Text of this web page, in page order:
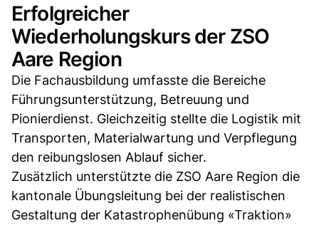
Erfolgreicher
Wiederholungskurs der ZSO
Aare Region
Die Fachausbildung umfasste die Bereiche
Führungsunterstützung, Betreuung und
Pionierdienst. Gleichzeitig stellte die Logistik mit
Transporten, Materialwartung und Verpflegung
den reibungslosen Ablauf sicher.
Zusätzlich unterstützte die ZSO Aare Region die
kantonale Übungsleitung bei der realistischen
Gestaltung der Katastrophenübung «Traktion»